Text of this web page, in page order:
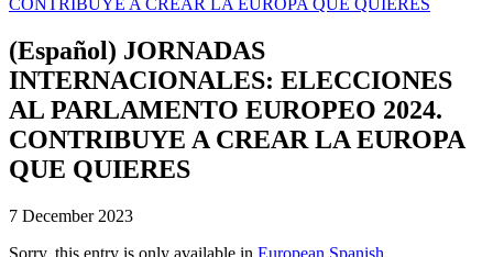
(Español) JORNADAS
INTERNACIONALES: ELECCIONES
AL PARLAMENTO EUROPEO 2024.
CONTRIBUYE A CREAR LA EUROPA
QUE QUIERES
7 December 2023
Sorry, this entry is only available in European Spanish.